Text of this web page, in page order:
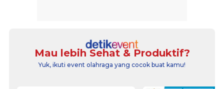
Mau lebih Sehat & Produktif?
Yuk, ikuti event olahraga yang cocok buat kamu!